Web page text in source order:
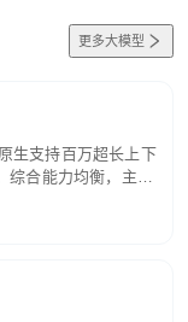
更多大模型
生支持百万超长上下
综合能力均衡，主打
基础 RAG、批量